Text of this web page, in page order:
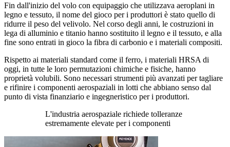
Fin dall'inizio del volo con equipaggio che utilizzava aeroplani in
legno e tessuto, il nome del gioco per i produttori è stato quello di
ridurre il peso del velivolo. Nel corso degli anni, le costruzioni in
lega di alluminio e titanio hanno sostituito il legno e il tessuto, e alla
fine sono entrati in gioco la fibra di carbonio e i materiali compositi.
Rispetto ai materiali standard come il ferro, i materiali HRSA di
oggi, in tutte le loro permutazioni chimiche e fisiche, hanno
proprietà volubili. Sono necessari strumenti più avanzati per tagliare
e rifinire i componenti aerospaziali in lotti che abbiano senso dal
punto di vista finanziario e ingegneristico per i produttori.
L'industria aerospaziale richiede tolleranze
estremamente elevate per i componenti